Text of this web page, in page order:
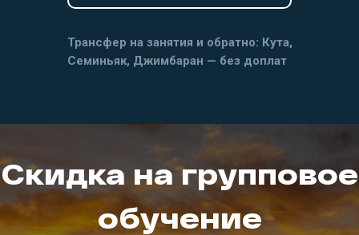
Трансфер на занятия и обратно: Кута,
Семиньяк, Джимбаран — без доплат
Скидка на групповое
обучение